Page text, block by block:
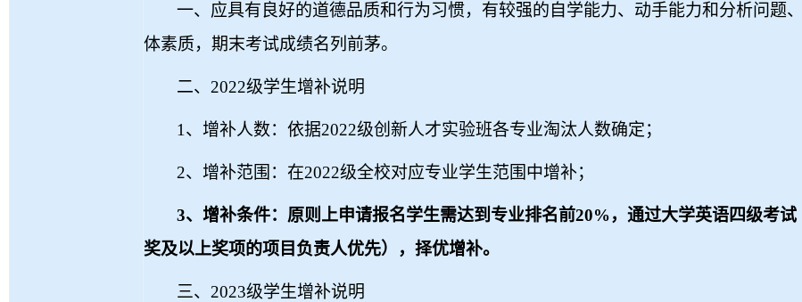
一、应具有良好的道德品质和行为习惯，有较强的自学能力、动手能力和分析问题
体素质，期末考试成绩名列前茅。
二、 2022级学生增补说明
1 、增补人数：依据2022级创新人才实验班各专业淘汰人数确定；
2、增补范围：在2022级全校对应专业学生范围中增补；
3、 增补条件：原则上申请报名学生需达到专业排名前20%，通过大学英语四级考
奖及以上奖项的项目负责人优先），择优增补。
三、 2023级学生增补说明